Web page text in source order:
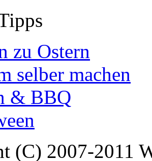
zu Ostern
selber machen
& BBQ
(C) 2007-2011